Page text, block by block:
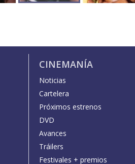
CINEMANÍA
Noticias
Cartelera
Próximos estrenos
DVD
Avances
Tráilers
Festivales + premios